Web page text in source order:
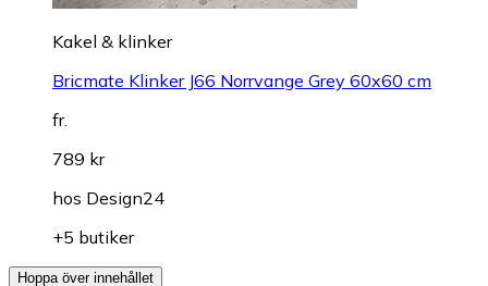
Kakel & klinker
Bricmate Klinker J66 Norrvange Grey 60x60 cm
fr.
789 kr
hos Design24
+5 butiker
Hoppa över innehållet